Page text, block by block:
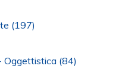
(197)
Oggettistica (84)